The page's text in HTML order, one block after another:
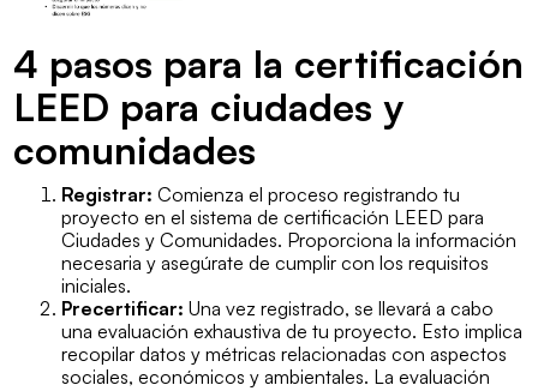
4 pasos para la certificación
LEED para ciudades y
comunidades
Registrar: Comienza el proceso registrando tu
proyecto en el sistema de certificación LEED para
Ciudades y Comunidades. Proporciona la información
necesaria y asegúrate de cumplir con los requisitos
iniciales.
Precertificar: Una vez registrado, se llevará a cabo
una evaluación exhaustiva de tu proyecto. Esto implica
recopilar datos y métricas relacionadas con aspectos
sociales, económicos y ambientales. La evaluación